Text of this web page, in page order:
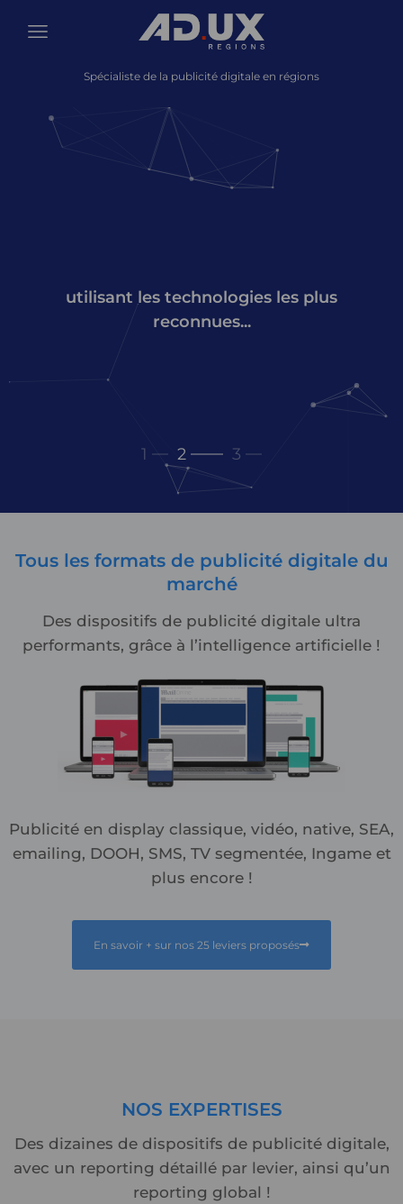
Spécialiste de la publicité digitale en régions
utilisant les technologies les plus
reconnues...
1 2 3
Tous les formats de publicité digitale du
marché
Des dispositifs de publicité digitale ultra
performants, grâce à l’intelligence artificielle !
Publicité en display classique, vidéo, native, SEA,
emailing, DOOH, SMS, TV segmentée, Ingame et
plus encore !
En savoir + sur nos 25 leviers proposés
NOS EXPERTISES
Des dizaines de dispositifs de publicité digitale,
avec un reporting détaillé par levier, ainsi qu’un
reporting global !